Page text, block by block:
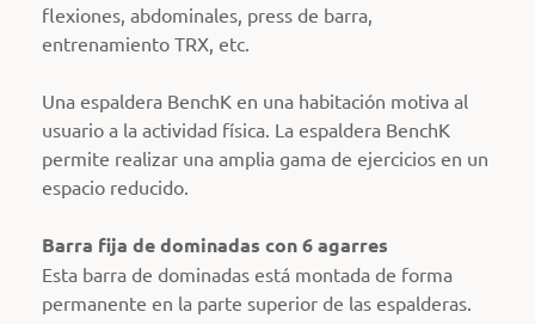
flexiones, abdominales, press de barra,
entrenamiento TRX, etc.
Una espaldera BenchK en una habitación motiva al
usuario a la actividad física. La espaldera BenchK
permite realizar una amplia gama de ejercicios en un
espacio reducido.
Barra fija de dominadas con 6 agarres
Esta barra de dominadas está montada de forma
permanente en la parte superior de las espalderas.